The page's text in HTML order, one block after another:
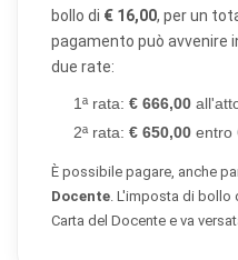
bollo di € 16,00, per un
pagamento può avvenire
due rate:
1ª rata: € 666,00
2ª rata: € 650,00 entro
È possibile pagare, anche
Docente. L'imposta di bollo
Carta del Docente e va